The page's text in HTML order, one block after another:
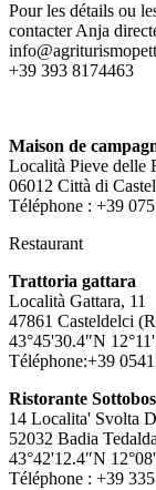
Pour les détails ou
contacter Anja
+39 393 8174463
Maison de
Località Pieve delle
06012 Città di
Téléphone : +39
Restaurant
Trattoria gattara
Località Gattara, 11
47861 Casteldelci
43°45'30.4″N
Téléphone:+39
Ristorante
14 Localita' Svolta
52032 Badia
43°42'12.4″N
Téléphone : +39